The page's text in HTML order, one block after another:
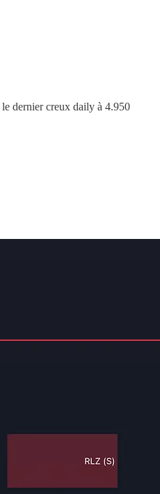
dernier creux daily à 4.950